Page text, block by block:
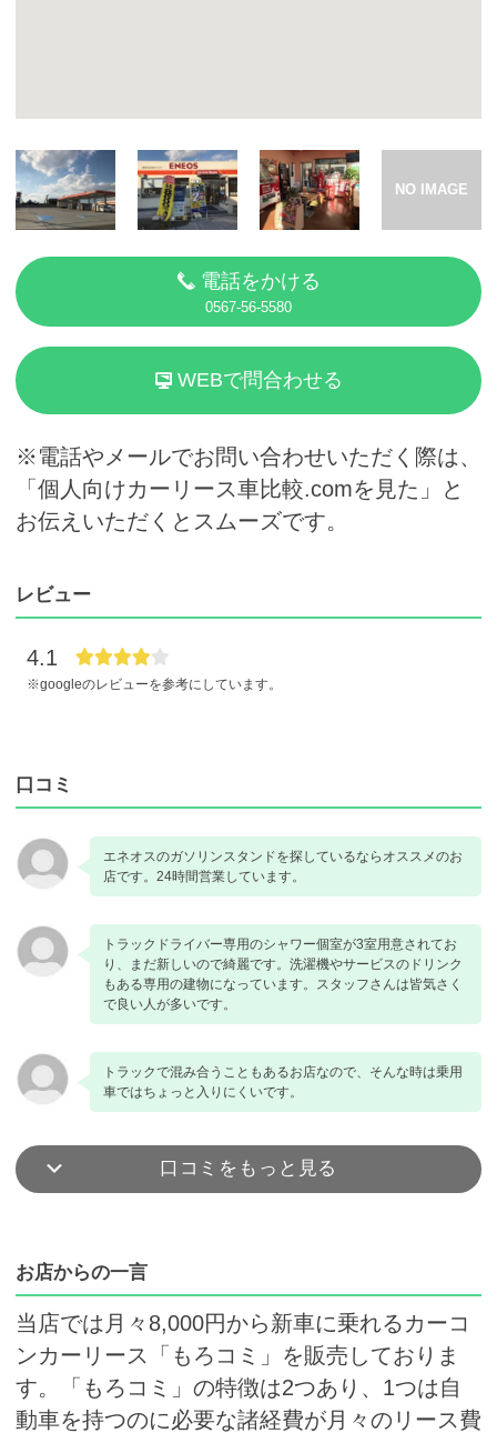
電話をかける
0567-56-5580
WEBで問合わせる
※電話やメールでお問い合わせいただく際は、
「個人向けカーリース車比較.comを見た」と
お伝えいただくとスムーズです。
レビュー
4.1
※googleのレビューを参考にしています。
口コミ
エネオスのガソリンスタンドを探しているならオススメのお
店です。24時間営業しています。
トラックドライバー専用のシャワー個室が3室用意されてお
り、まだ新しいので綺麗です。洗濯機やサービスのドリンク
もある専用の建物になっています。スタッフさんは皆気さく
で良い人が多いです。
トラックで混み合うこともあるお店なので、そんな時は乗用
車ではちょっと入りにくいです。
口コミをもっと見る
お店からの一言
当店では月々8,000円から新車に乗れるカーコ
ンカーリース「もろコミ」を販売しておりま
す。「もろコミ」の特徴は2つあり、1つは自
動車を持つのに必要な諸経費が月々のリース費